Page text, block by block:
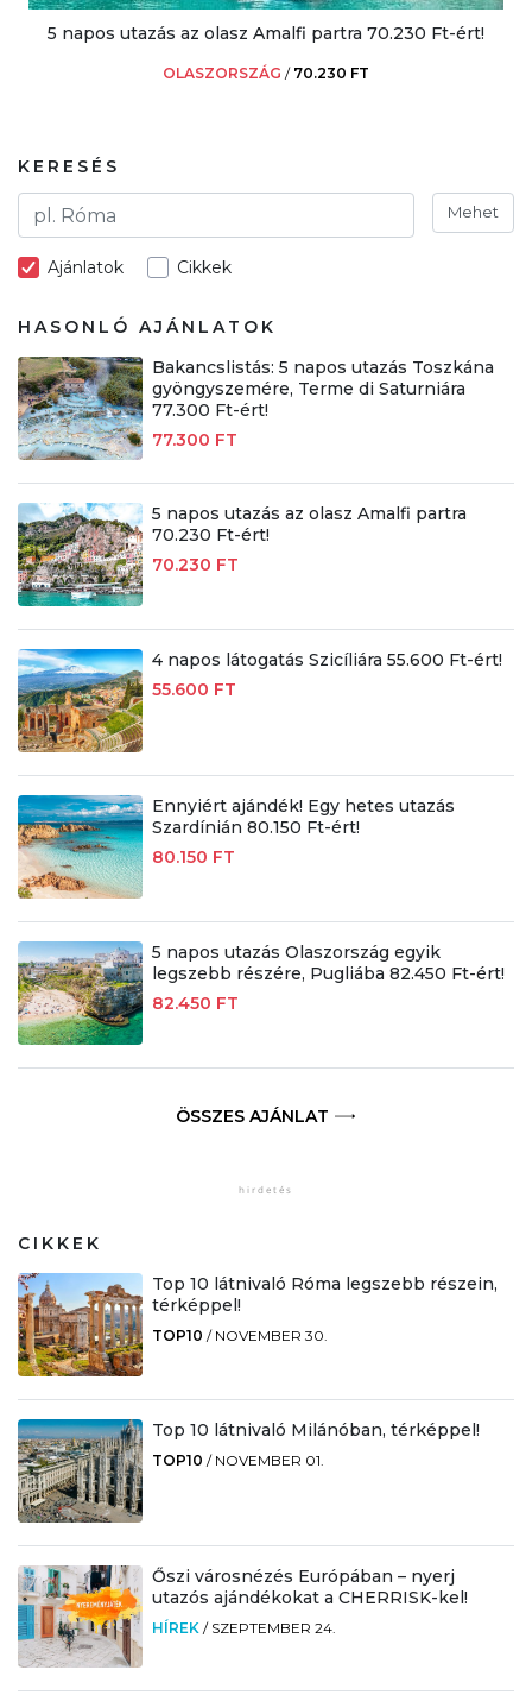
5 napos utazás az olasz Amalfi partra 70.230 Ft-ért!
OLASZORSZÁG / 70.230 FT
KERESÉS
Mehet
Ajánlatok Cikkek
HASONLÓ AJÁNLATOK
Bakancslistás: 5 napos utazás Toszkána
gyöngyszemére, Terme di Saturniára
77.300 Ft-ért!
77.300 FT
5 napos utazás az olasz Amalfi partra
70.230 Ft-ért!
70.230 FT
4 napos látogatás Szicíliára 55.600 Ft-ért!
55.600 FT
Ennyiért ajándék! Egy hetes utazás
Szardínián 80.150 Ft-ért!
80.150 FT
5 napos utazás Olaszország egyik
legszebb részére, Pugliába 82.450 Ft-ért!
82.450 FT
ÖSSZES AJÁNLAT
CIKKEK
Top 10 látnivaló Róma legszebb részein,
térképpel!
TOP10 / NOVEMBER 30.
Top 10 látnivaló Milánóban, térképpel!
TOP10 / NOVEMBER 01.
Őszi városnézés Európában – nyerj
utazós ajándékokat a CHERRISK-kel!
HÍREK / SZEPTEMBER 24.